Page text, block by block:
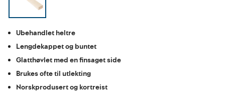
Ubehandlet heltre
Lengdekappet og buntet
Glatthøvlet med en finsaget side
Brukes ofte til utlekting
Norskprodusert og kortreist